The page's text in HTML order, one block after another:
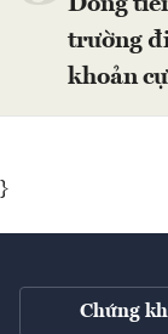
trường
khoản
}
Chứng